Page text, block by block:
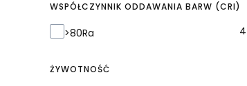
WSPÓŁCZYNNIK ODDAWANIA BARW (CRI)
Współczynnik oddawania barw (CRI)
>80Ra 4
ŻYWOTNOŚĆ